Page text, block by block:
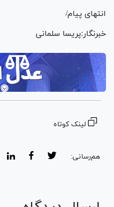
انتهای پیام/
خبرنگار:پریسا سلمانی
لینک کوتاه
هم‌رسانی: